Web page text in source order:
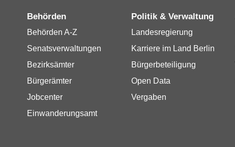
Behörden
Behörden A-Z
Senatsverwaltungen
Bezirksämter
Bürgerämter
Jobcenter
Einwanderungsamt
Politik & Verwaltung
Landesregierung
Karriere im Land Berlin
Bürgerbeteiligung
Open Data
Vergaben